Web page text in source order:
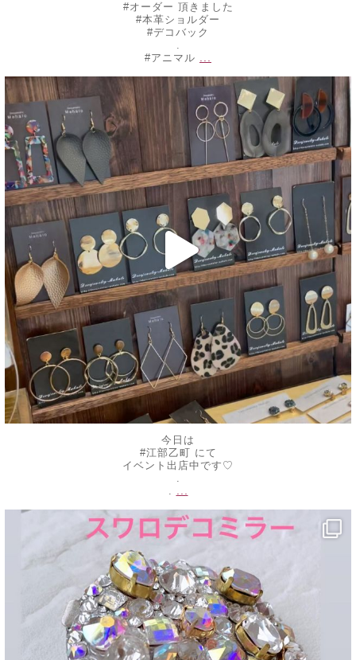
#オーダー 頂きました
#本革ショルダー
#デコバック
.
#アニマル
decojewelrymahalo
6月 10
今日は
#江部乙町 にて
イベント出店中です♡
.
.
decojewelrymahalo
5月 20